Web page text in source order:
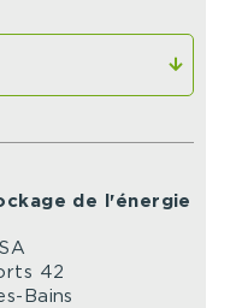
de l'énergie
42
Bains